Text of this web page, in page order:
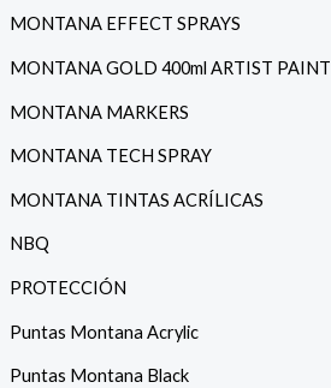
MONTANA EFFECT SPRAYS
MONTANA GOLD 400ml ARTIST PAINT
MONTANA MARKERS
MONTANA TECH SPRAY
MONTANA TINTAS ACRÍLICAS
NBQ
PROTECCIÓN
Puntas Montana Acrylic
Puntas Montana Black